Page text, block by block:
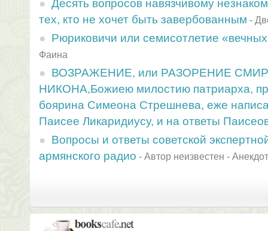
Десять вопросов навязчивому
тех, кто не хочет быть завербованным -
Рюриковичи или семисотлетие
Фаина
ВОЗРАЖЕНИЕ, или РАЗОРЕНИЕ
НИКОНА,Божиею милостию патриарха,
боярина Симеона Стрешнева, еже
Паисее Ликаридиусу, и на ответы
Вопросы и ответы советской
армянского радио - Автор неизвестен -